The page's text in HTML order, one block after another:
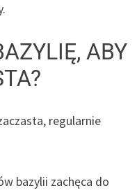
ABY
regularnie
bazylii zachęca do